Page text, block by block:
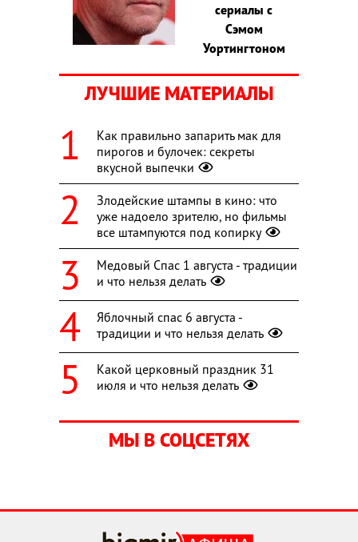
сериалы с
Сэмом
Уортингтоном
ЛУЧШИЕ МАТЕРИАЛЫ
Как правильно запарить мак для
пирогов и булочек: секреты
вкусной выпечки
Злодейские штампы в кино: что
уже надоело зрителю, но фильмы
все штампуются под копирку
Медовый Спас 1 августа - традиции
и что нельзя делать
Яблочный спас 6 августа -
традиции и что нельзя делать
Какой церковный праздник 31
июля и что нельзя делать
МЫ В СОЦСЕТЯХ